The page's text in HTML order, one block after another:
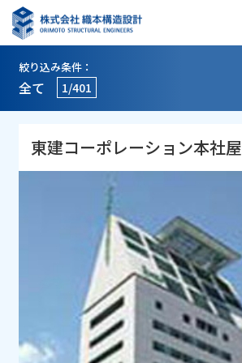
絞り込み条件：
全て 1/401
東建コーポレーション本社屋